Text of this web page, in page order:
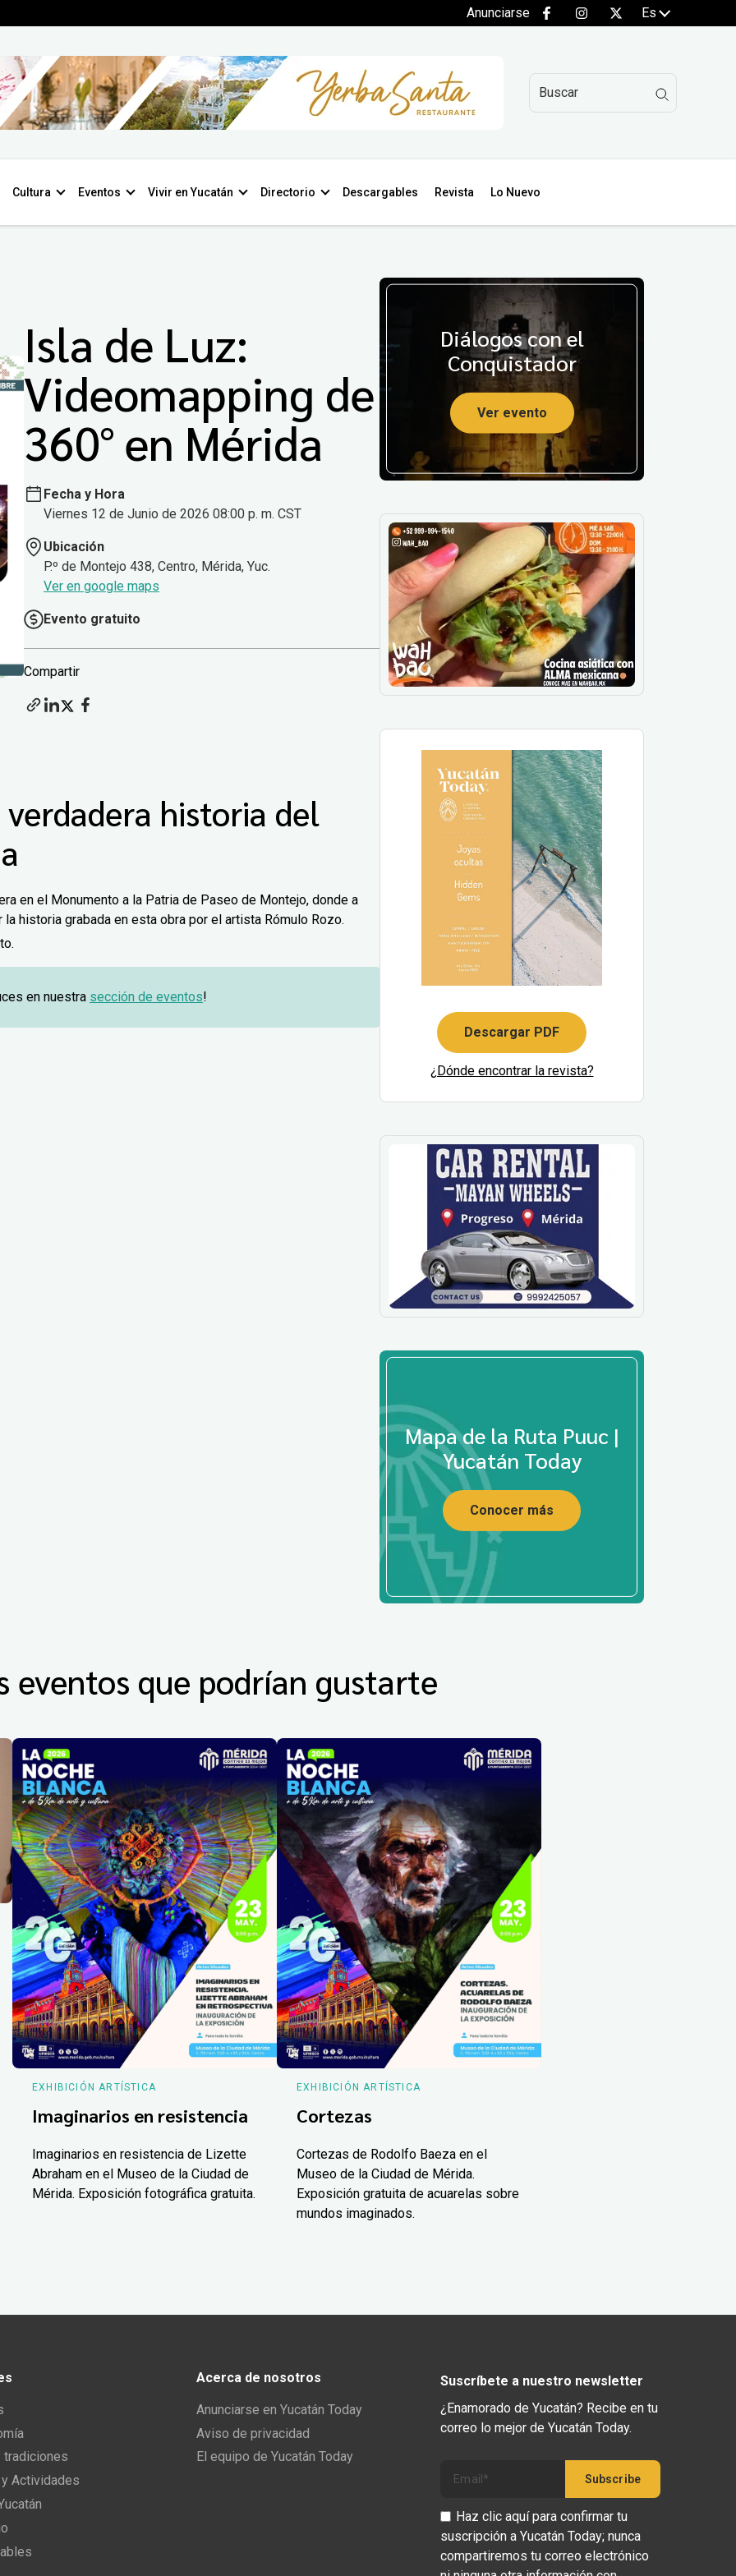
Anunciarse Es
Cultura Eventos Vivir en Yucatán Directorio Descargables Revista Lo Nuevo
Isla de Luz:
Videomapping de
360° en Mérida
Fecha y Hora
Viernes 12 de Junio de 2026 08:00 p. m. CST
Ubicación
P.º de Montejo 438, Centro, Mérida, Yuc.
Ver en google maps
Evento gratuito
Compartir
historia del
en el Monumento a la Patria de Paseo de Montejo, donde a
historia grabada en esta obra por el artista Rómulo Rozo.
en nuestra sección de eventos!
Diálogos con el
Conquistador
Ver evento
Descargar PDF
¿Dónde encontrar la revista?
Mapa de la Ruta Puuc |
Yucatán Today
Conocer más
eventos que podrían gustarte
EXHIBICIÓN ARTÍSTICA
Imaginarios en resistencia
Imaginarios en resistencia de Lizette
Abraham en el Museo de la Ciudad de
Mérida. Exposición fotográfica gratuita.
EXHIBICIÓN ARTÍSTICA
Cortezas
Cortezas de Rodolfo Baeza en el
Museo de la Ciudad de Mérida.
Exposición gratuita de acuarelas sobre
mundos imaginados.
tradiciones
Actividades
Acerca de nosotros
Anunciarse en Yucatán Today
Aviso de privacidad
El equipo de Yucatán Today
Suscríbete a nuestro newsletter
¿Enamorado de Yucatán? Recibe en tu
correo lo mejor de Yucatán Today.
Haz clic aquí para confirmar tu
suscripción a Yucatán Today; nunca
compartiremos tu correo electrónico